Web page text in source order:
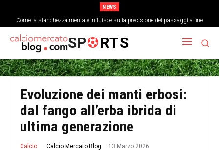
NEWS
Come la stanchezza mentale influisce sulla precisione dei passaggi a fine
partita
SP RTS
Evoluzione dei manti erbosi:
dal fango all’erba ibrida di
ultima generazione
Calcio Calcio Mercato Blog 13 Marzo 2026